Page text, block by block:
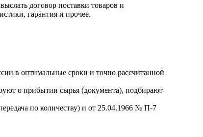
договор поставки товаров и
гарантия и прочее.
в оптимальные сроки и точно рассчитанной
о прибытии сырья (документа), подбирают
по количеству) и от 25.04.1966 № П-7